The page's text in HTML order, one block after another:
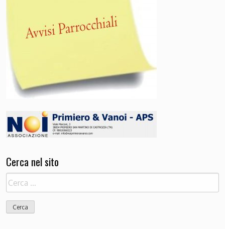
Cerca nel sito
Ricerca
per: